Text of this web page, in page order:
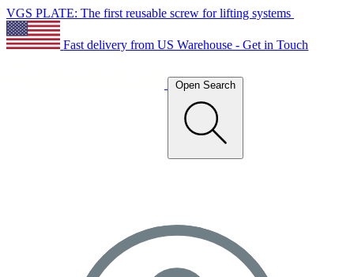
VGS PLATE: The first reusable screw for lifting systems
Fast delivery from US Warehouse - Get in Touch
Open Search